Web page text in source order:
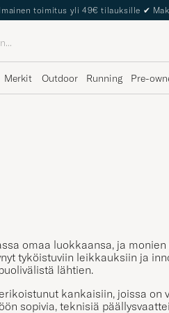
toimitus yli 49€ tilauksille ✔
Merkit Outdoor Running Pre-
omaa luokkaansa, ja
tyköistuviin leikkauksiin ja
lähtien.
kankaisiin, joissa on
sopivia, teknisiä